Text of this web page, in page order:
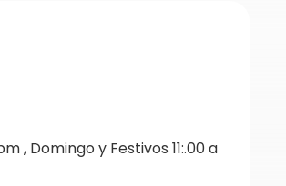
, Domingo y Festivos 11:.00 a